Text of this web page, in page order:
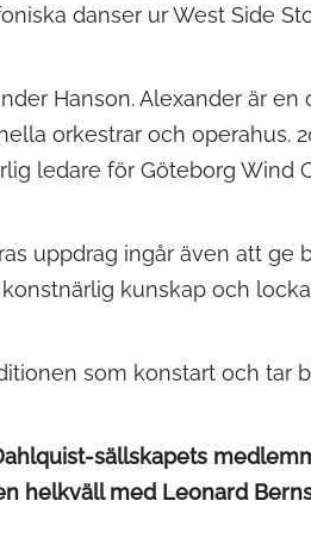
danser ur West Side
Hanson. Alexander är
orkestrar och operahus.
ledare för Göteborg Wind
uppdrag ingår även att ge
kunskap och
som konstart och tar
sällskapets
helkväll med Leonard